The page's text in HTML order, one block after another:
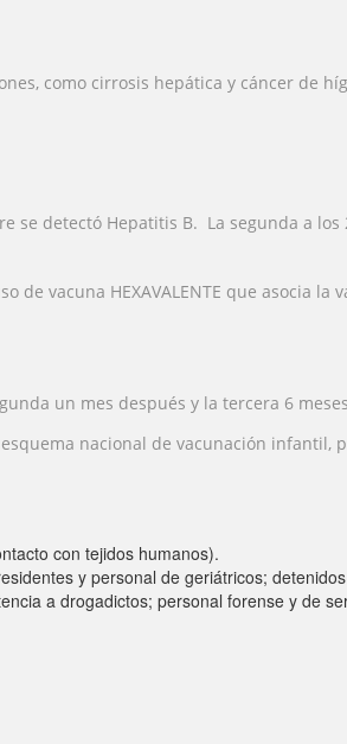
como cirrosis hepática y cáncer de
detectó Hepatitis B. La segunda a los
vacuna HEXAVALENTE que asocia
un mes después y la tercera 6
nacional de vacunación infantil,
con tejidos humanos).
y personal de geriátricos;
a drogadictos; personal forense y de